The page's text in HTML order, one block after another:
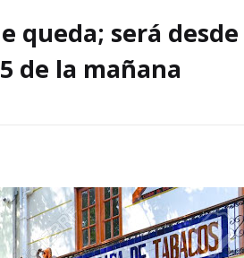
queda; será desde
de la mañana